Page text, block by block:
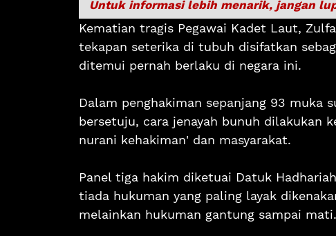
Untuk informasi lebih menarik, jangan
Kematian tragis Pegawai Kadet Laut,
tekapan seterika di tubuh disifatkan
ditemui pernah berlaku di negara ini.
Dalam penghakiman sepanjang 93 muka
bersetuju, cara jenayah bunuh dilakukan
nurani kehakiman' dan masyarakat.
Panel tiga hakim diketuai Datuk
tiada hukuman yang paling layak
melainkan hukuman gantung sampai mati.